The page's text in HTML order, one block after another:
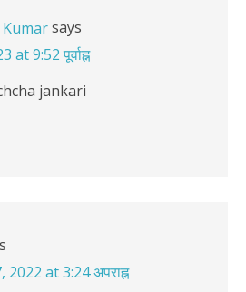
Kumarsays
at 9:52 पूर्वाह्न
jankari
2022 at 3:24 अपराह्न